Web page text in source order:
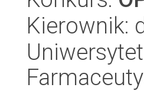
Kierownik: